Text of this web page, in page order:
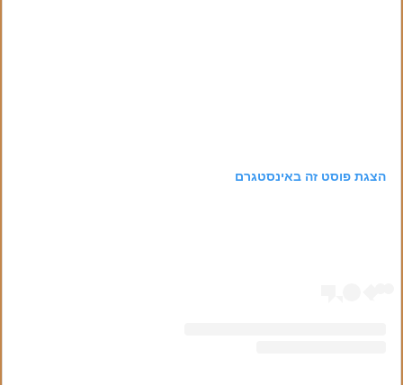
הצגת פוסט זה באינסטגרם